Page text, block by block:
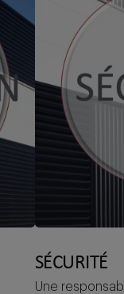
SÉCURITÉ
Une